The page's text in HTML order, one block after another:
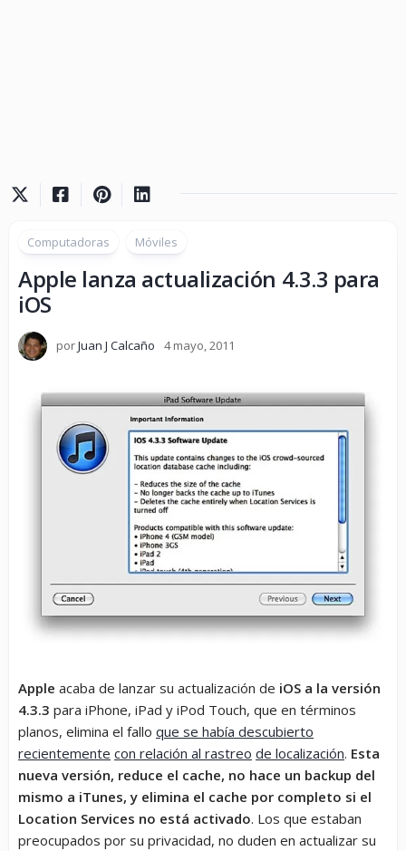
Computadoras Móviles
Apple lanza actualización 4.3.3 para
iOS
porJuan J Calcaño 4 mayo, 2011
Apple acaba de lanzar su actualización de iOS a la versión
4.3.3 para iPhone, iPad y iPod Touch, que en términos
planos, elimina el fallo que se había descubierto
recientemente con relación al rastreo de localización. Esta
nueva versión, reduce el cache, no hace un backup del
mismo a iTunes, y elimina el cache por completo si el
Location Services no está activado. Los que estaban
preocupados por su privacidad, no duden en actualizar su